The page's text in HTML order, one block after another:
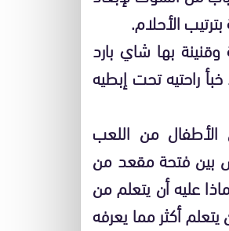
الأحلام.
بها شاي بارد
راحتيه تحت إبطيه
الأطفال من اللعب
بين فتحة مقعد من
عليه أن يتعلم من
أكثر مما يعرفه